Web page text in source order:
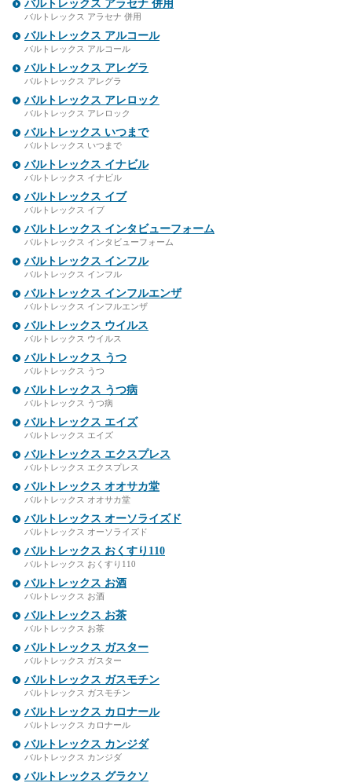
バルトレックス アラセナ 併用
バルトレックス アラセナ 併用
バルトレックス アルコール
バルトレックス アルコール
バルトレックス アレグラ
バルトレックス アレグラ
バルトレックス アレロック
バルトレックス アレロック
バルトレックス いつまで
バルトレックス いつまで
バルトレックス イナビル
バルトレックス イナビル
バルトレックス イブ
バルトレックス イブ
バルトレックス インタビューフォーム
バルトレックス インタビューフォーム
バルトレックス インフル
バルトレックス インフル
バルトレックス インフルエンザ
バルトレックス インフルエンザ
バルトレックス ウイルス
バルトレックス ウイルス
バルトレックス うつ
バルトレックス うつ
バルトレックス うつ病
バルトレックス うつ病
バルトレックス エイズ
バルトレックス エイズ
バルトレックス エクスプレス
バルトレックス エクスプレス
バルトレックス オオサカ堂
バルトレックス オオサカ堂
バルトレックス オーソライズド
バルトレックス オーソライズド
バルトレックス おくすり110
バルトレックス おくすり110
バルトレックス お酒
バルトレックス お酒
バルトレックス お茶
バルトレックス お茶
バルトレックス ガスター
バルトレックス ガスター
バルトレックス ガスモチン
バルトレックス ガスモチン
バルトレックス カロナール
バルトレックス カロナール
バルトレックス カンジダ
バルトレックス カンジダ
バルトレックス グラクソ